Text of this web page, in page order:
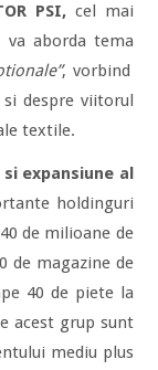
PSI, cel mai
aborda tema
, vorbind
despre viitorul
textile.
si expansiune al
holdinguri
de milioane de
de magazine de
40 de piete la
acest grup sunt
mediu plus